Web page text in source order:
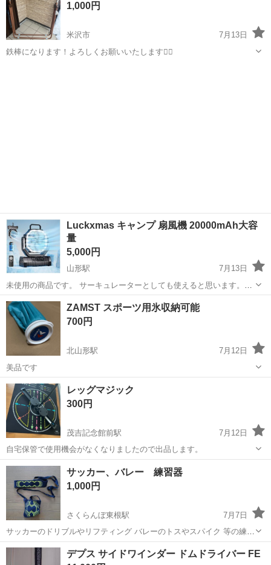
圧制御機器（シリンダ、バルブ...
1,000円
米沢市
7月13日
鉄棒になります！よろしくお願いいたします🙇‍♀️
Luckxmas キャンプ 扇風機 20000mAh大容
量
5,000円
山形駅
7月13日
未使用の商品です。 サーキュレーターとしても使えると思います。
-❆彡 【20000mAh大容量+耐久性抜群】扇風機で最大60時間連続使
用！携帯の充電もできます→キャンプやアウトドアでの使用に適した
2000mAhの大...
山形 山形市 その他 アウトドア
ZAMST スポーツ用氷収納可能
700円
北山形駅
7月12日
美品です
山形 山形市 北山形駅 その他
レッグマジック
300円
茂吉記念館前駅
7月12日
自宅保管で使用機会がなくなりましたので出品します。
山形 上山市 その他
サッカー、バレー 練習器
1,000円
さくらんぼ東根駅
7月7日
サッカーのドリブルやリフティング バレーのトスやスパイク 等の練習
にどうぞ。 ボールが転がらないため、道路に面した自宅や、公園、河
川敷などの練習にピッタリです。 ほぼ未使用でキレイな状態です。 受
山形 東根市 さくらんぼ東根駅 その他
デプス サイドワインダー ドムドライバー FE